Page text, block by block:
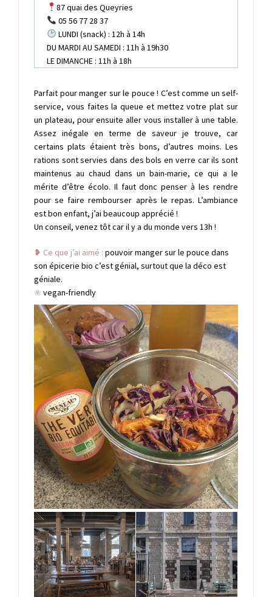
87quai des Queyries
05 56 77 28 37
LUNDI (snack) : 12h à 14h
DU MARDI AU SAMEDI : 11h à 19h30
LE DIMANCHE : 11h à 18h
Parfait pour manger sur le pouce ! C’est comme un self-
service, vous faites la queue et mettez votre plat sur
un plateau, pour ensuite aller vous installer à une table.
Assez inégale en terme de saveur je trouve, car
certains plats étaient très bons, d’autres moins. Les
rations sont servies dans des bols en verre car ils sont
maintenus au chaud dans un bain-marie, ce qui a le
mérite d’être écolo. Il faut donc penser à les rendre
pour se faire rembourser après le repas. L’ambiance
est bon enfant, j’ai beaucoup apprécié !
Un conseil, venez tôt car il y a du monde vers 13h !
❥ Ce que j’ai aimé : pouvoir manger sur le pouce dans
son épicerie bio c’est génial, surtout que la déco est
géniale.
❀ vegan-friendly